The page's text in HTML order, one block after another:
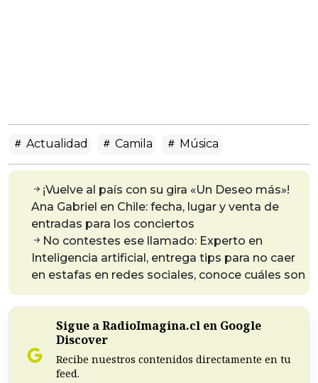
Actualidad Camila Música
¡Vuelve al país con su gira «Un Deseo más»!
Ana Gabriel en Chile: fecha, lugar y venta de
entradas para los conciertos
No contestes ese llamado: Experto en
Inteligencia artificial, entrega tips para no caer
en estafas en redes sociales, conoce cuáles son
Sigue a RadioImagina.cl en Google
Discover
Recibe nuestros contenidos directamente en tu
feed.